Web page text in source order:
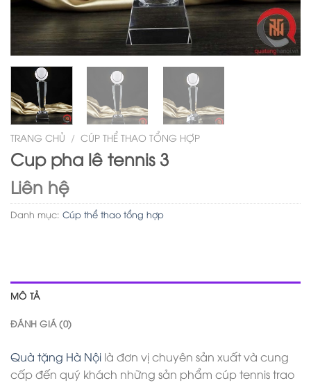
TRANG CHỦ / CÚP THỂ THAO TỔNG HỢP
Cup pha lê tennis 3
Liên hệ
Danh mục: Cúp thể thao tổng hợp
MÔ TẢ
ĐÁNH GIÁ (0)
Quà tặng Hà Nội là đơn vị chuyên sản xuất và cung
cấp đến quý khách những sản phẩm cúp tennis trao